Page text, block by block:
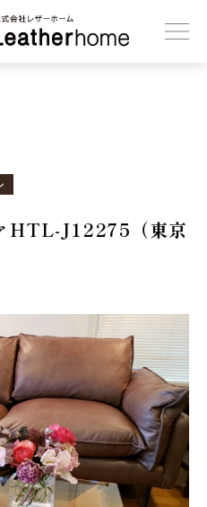
レザーホーム
HTL-J12275（東京